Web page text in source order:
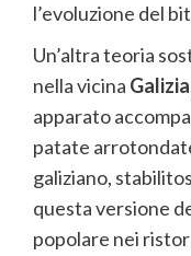
l’evoluzione del
Un’altra teoria
nella vicina Galizia
apparato
patate
galiziano,
questa versione
popolare nei